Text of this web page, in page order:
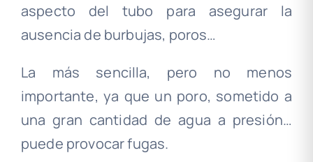
aspecto del tubo para asegurar la
ausencia de burbujas, poros…
La más sencilla, pero no menos
importante, ya que un poro, sometido a
una gran cantidad de agua a presión…
puede provocar fugas.